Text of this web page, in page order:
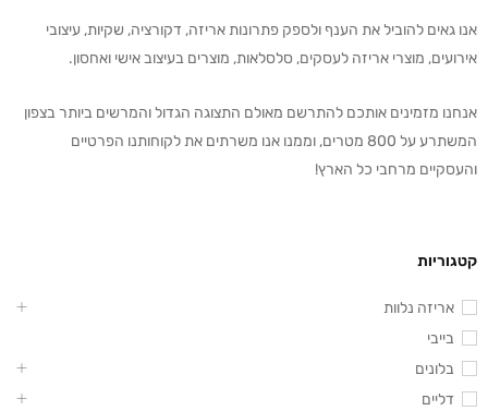
אנו גאים להוביל את הענף ולספק פתרונות אריזה, דקורציה, שקיות, עיצובי
אירועים, מוצרי אריזה לעסקים, סלסלאות, מוצרים בעיצוב אישי ואחסון.
אנחנו מזמינים אותכם להתרשם מאולם התצוגה הגדול והמרשים ביותר בצפון
המשתרע על 800 מטרים, וממנו אנו משרתים את לקוחותנו הפרטיים
והעסקיים מרחבי כל הארץ!
קטגוריות
אריזה נלוות
בייבי
בלונים
דליים